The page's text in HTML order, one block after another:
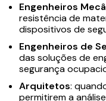
Engenheiros
resistência de
dispositivos de
Engenheiros de
das soluções de
segurança
Arquitetos:
permitirem a